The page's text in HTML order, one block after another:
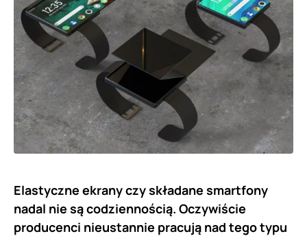
Elastyczne ekrany czy składane smartfony
nadal nie są codziennością. Oczywiście
producenci nieustannie pracują nad tego typu